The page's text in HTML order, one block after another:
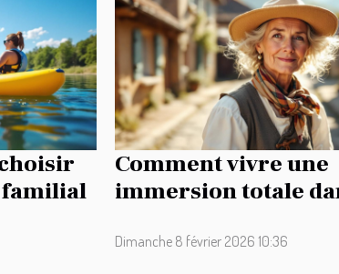
familial
Comment vivre une
immersion totale
Dimanche 8 février 2026 10:36